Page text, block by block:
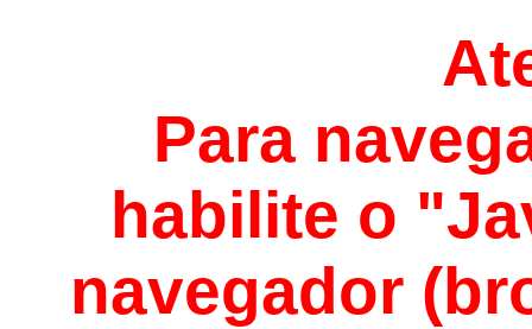
Para
habilite o
navegador